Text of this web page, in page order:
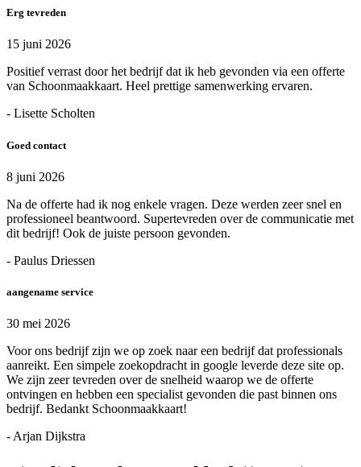
Erg tevreden
15 juni 2026
Positief verrast door het bedrijf dat ik heb gevonden via een offerte
van Schoonmaakkaart. Heel prettige samenwerking ervaren.
- Lisette Scholten
Goed contact
8 juni 2026
Na de offerte had ik nog enkele vragen. Deze werden zeer snel en
professioneel beantwoord. Supertevreden over de communicatie met
dit bedrijf! Ook de juiste persoon gevonden.
- Paulus Driessen
aangename service
30 mei 2026
Voor ons bedrijf zijn we op zoek naar een bedrijf dat professionals
aanreikt. Een simpele zoekopdracht in google leverde deze site op.
We zijn zeer tevreden over de snelheid waarop we de offerte
ontvingen en hebben een specialist gevonden die past binnen ons
bedrijf. Bedankt Schoonmaakkaart!
- Arjan Dijkstra